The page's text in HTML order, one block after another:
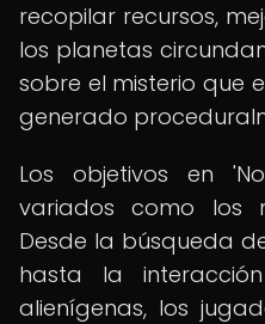
recopilar recursos,
los planetas
sobre el misterio que
generado
Los objetivos en
variados como los
Desde la búsqueda
hasta la
alienígenas, los